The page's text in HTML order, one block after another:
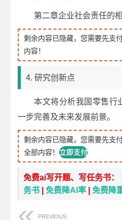
第二章企业社会责任的
剩余内容已隐藏，您需要先支
内容！
4. 研究创新点
本文将分析我国零售行
一步完善及未来发展前景。
剩余内容已隐藏，您需要先支
全部内容！立即支付
免费ai写开题、写任务书：
务书 |免费降AI率 |免费降
PREVIOUS